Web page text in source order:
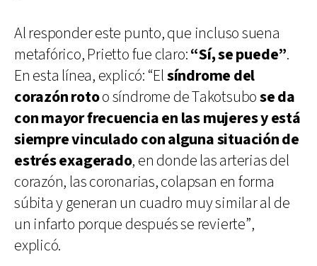
Al responder este punto, que incluso suena
metafórico, Prietto fue claro:“Sí, se puede”.
En esta línea, explicó: “Elsíndrome del
corazón rotoo síndrome de Takotsubose da
con mayor frecuencia en las mujeresy está
siempre vinculado con alguna situación de
estrés exagerado, en donde las arterias del
corazón, las coronarias, colapsan en forma
súbita y generan un cuadro muy similar al de
un infarto porque después se revierte”,
explicó.